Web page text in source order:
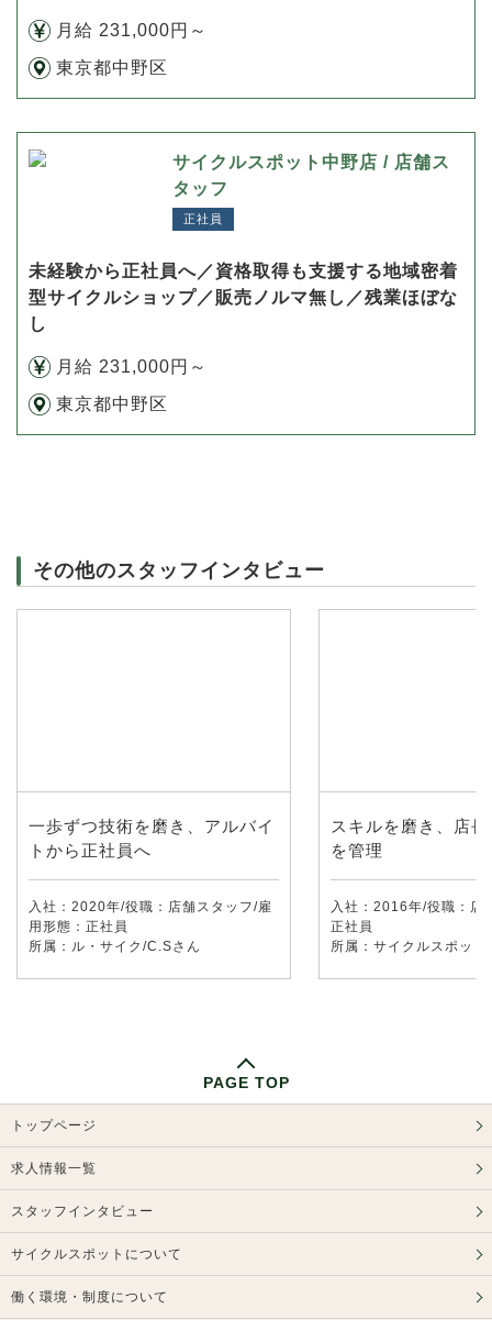
月給 231,000円～
東京都中野区
サイクルスポット中野店 / 店舗ス
タッフ
正社員
未経験から正社員へ／資格取得も支援する地域密着
型サイクルショップ／販売ノルマ無し／残業ほぼな
し
月給 231,000円～
東京都中野区
その他のスタッフインタビュー
一歩ずつ技術を磨き、アルバイ
トから正社員へ
入社：2020年/役職：店舗スタッフ/雇
用形態：正社員
所属：ル・サイク/C.Sさん
スキルを磨き、店
を管理
入社：2016年/役職：店
正社員
所属：サイクルスポッ
PAGE TOP
トップページ
求人情報一覧
スタッフインタビュー
サイクルスポットについて
働く環境・制度について